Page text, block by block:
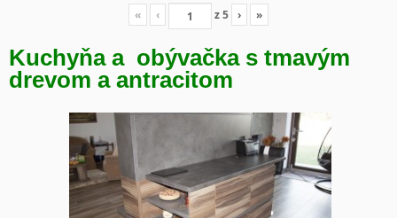
« ‹ z5 › »
Kuchyňa a obývačka s tmavým
drevom a antracitom